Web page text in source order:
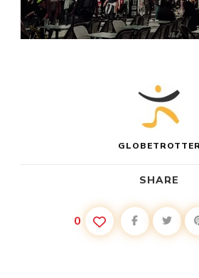
SHARE
0